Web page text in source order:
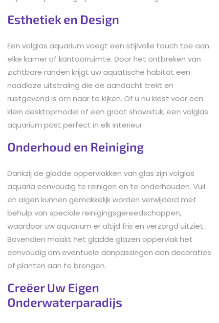
Esthetiek en Design
Een volglas aquarium voegt een stijlvolle touch toe aan
elke kamer of kantoorruimte. Door het ontbreken van
zichtbare randen krijgt uw aquatische habitat een
naadloze uitstraling die de aandacht trekt en
rustgevend is om naar te kijken. Of u nu kiest voor een
klein desktopmodel of een groot showstuk, een volglas
aquarium past perfect in elk interieur.
Onderhoud en Reiniging
Dankzij de gladde oppervlakken van glas zijn volglas
aquaria eenvoudig te reinigen en te onderhouden. Vuil
en algen kunnen gemakkelijk worden verwijderd met
behulp van speciale reinigingsgereedschappen,
waardoor uw aquarium er altijd fris en verzorgd uitziet.
Bovendien maakt het gladde glazen oppervlak het
eenvoudig om eventuele aanpassingen aan decoraties
of planten aan te brengen.
Creëer Uw Eigen
Onderwaterparadijs